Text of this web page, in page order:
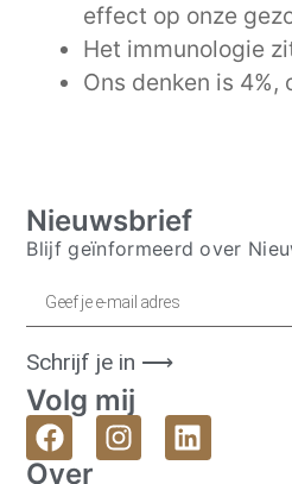
effect op onze
Het immunologie
Ons denken is 4%,
Nieuwsbrief
Blijf geïnformeerd over
Schrijf je in ⟶
Volg mij
Over